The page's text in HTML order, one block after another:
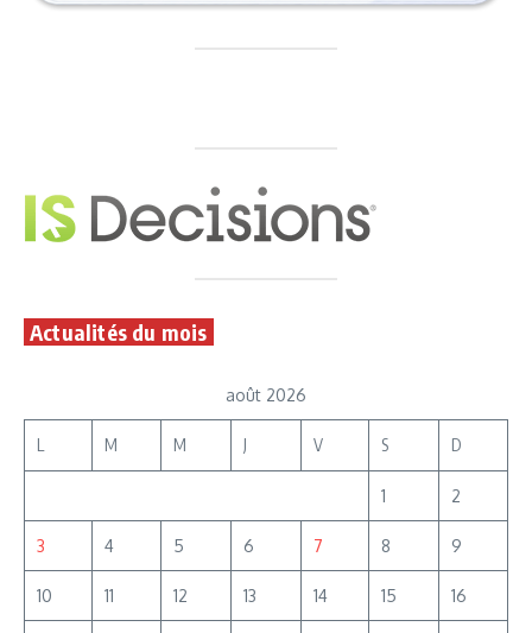
Actualités du mois
août 2026
L M M J V S D
1 2
3 4 5 6 7 8 9
10 11 12 13 14 15 16